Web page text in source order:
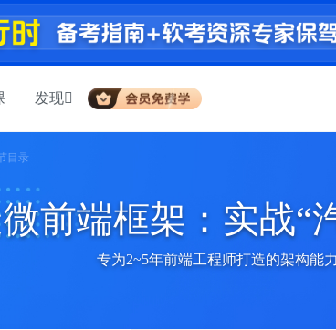
发现
目录
前端框架：实战“
专为2~5年前端工程师打造的架构能